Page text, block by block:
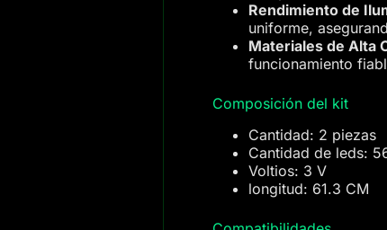
Rendimiento de
uniforme,
Materiales de Alta
funcionamiento
Composición del kit
Cantidad: 2 piezas
Cantidad de leds:
Voltios: 3 V
longitud: 61.3 CM